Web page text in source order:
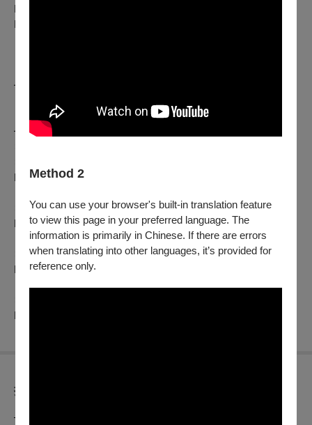
Method 2
You can use your browser's built-in translation feature
to view this page in your preferred language. The
information is primarily in Chinese. If there are errors
when translating into other languages, it’s provided for
reference only.
Riot
Extraneous Matter-Complete Edition
━━━━━━━━━━━━━━━
𝗞𝗮𝗼𝗵𝘀𝗶𝘂𝗻𝗴 𝗙𝗶𝗹𝗺 𝗙𝗲𝘀𝘁𝗶𝘃𝗮𝗹
━━━━━━━━━━━━━━━
https://www.kff.tw
✶ IG雄精彩 ​ ​ ​
https://pse.is/kffig
✶ Facebook ​
https://pse.is/kffb
https://pse.is/kffyt
折扣方案
—— 早鳥銷售時間：09.21 SUN. 12:00 － 10.09 FRI. 23:59